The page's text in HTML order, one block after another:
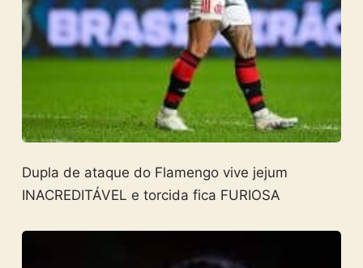
Dupla de ataque do Flamengo vive jejum
INACREDITÁVEL e torcida fica FURIOSA